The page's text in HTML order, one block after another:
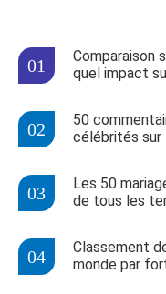
Comparaison
quel impact
50
célébrités sur
Les 50
de tous les
Classement
monde par